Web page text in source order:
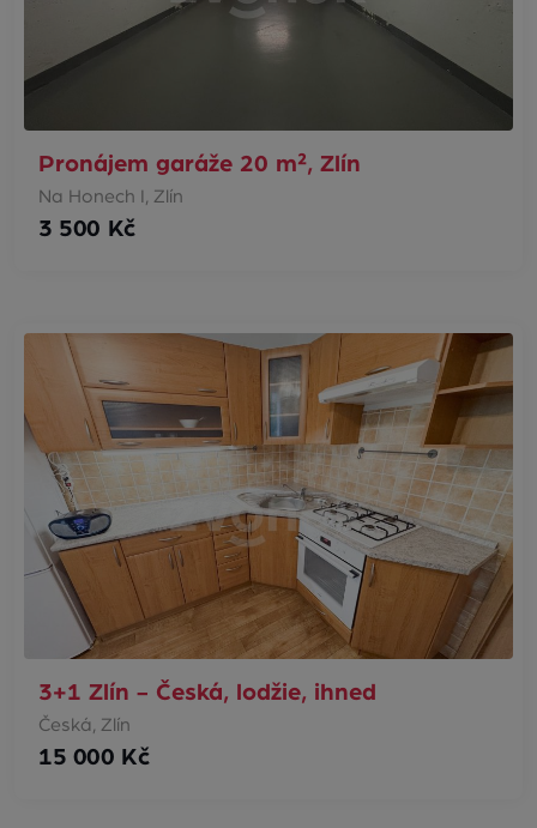
Pronájem garáže 20 m², Zlín
Na Honech I, Zlín
3 500 Kč
3+1 Zlín - Česká, lodžie, ihned
Česká, Zlín
15 000 Kč